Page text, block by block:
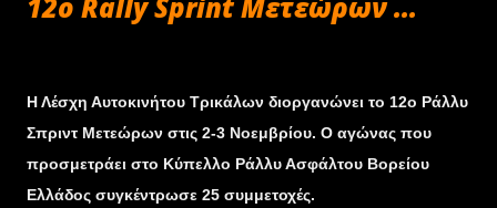
Η Λέσχη Αυτοκινήτου Τρικάλων διοργανώνει το 12ο Ράλλυ
Σπριντ Μετεώρων στις 2-3 Νοεμβρίου. Ο αγώνας που
προσμετράει στο Κύπελλο Ράλλυ Ασφάλτου Βορείου
Ελλάδος συγκέντρωσε 25 συμμετοχές.